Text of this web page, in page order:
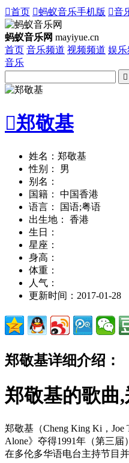
首页 蚂蚁音乐手机版 音
蚂蚁音乐网 mayiyue.cn
首页 音乐频道 视频频道 娱乐
音乐

郑敬基
姓名：郑敬基
性别： 男
别名：
国籍： 中国香港
语言： 国语;粤语
出生地： 香港
生日：
星座：
身高：
体重：
人气：
更新时间：2017-01-28
郑敬基详细介绍：
郑敬基的歌曲
郑敬基（Cheng King Ki，
Alone》夺得1991年（第三
在多伦多华语电台主持节目